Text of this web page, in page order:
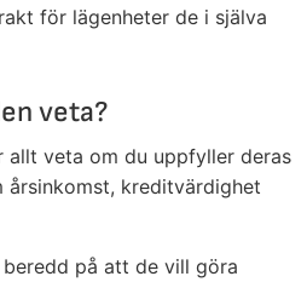
för lägenheter de i själva
veta?
allt veta om du uppfyller deras
årsinkomst, kreditvärdighet
på att de vill göra